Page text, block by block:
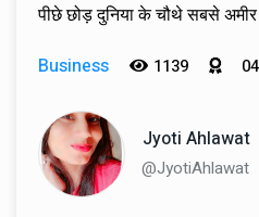
पीछे छोड़ दुनिया के चौथे सबसे अमीर
Business
1139
Jyoti Ahlawat
@JyotiAhlawat